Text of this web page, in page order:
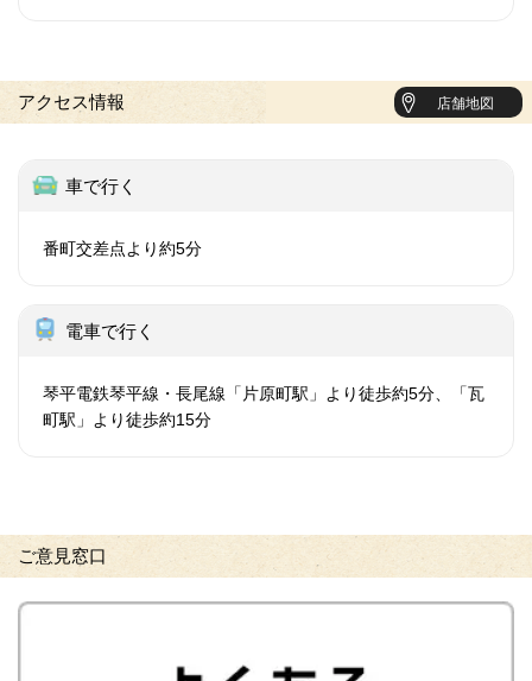
アクセス情報 店舗地図
車で行く
番町交差点より約5分
電車で行く
琴平電鉄琴平線・長尾線「片原町駅」より徒歩約5分、「瓦
町駅」より徒歩約15分
ご意見窓口